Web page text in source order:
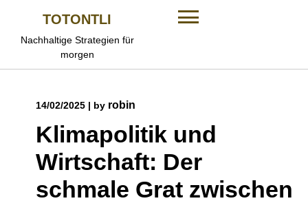
content
TOTONTLI
Nachhaltige Strategien für
morgen
14/02/2025 | by robin
Klimapolitik und
Wirtschaft: Der
schmale Grat zwischen